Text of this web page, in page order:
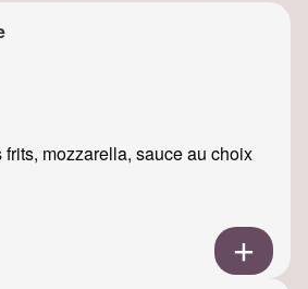
mozzarella, sauce au choix